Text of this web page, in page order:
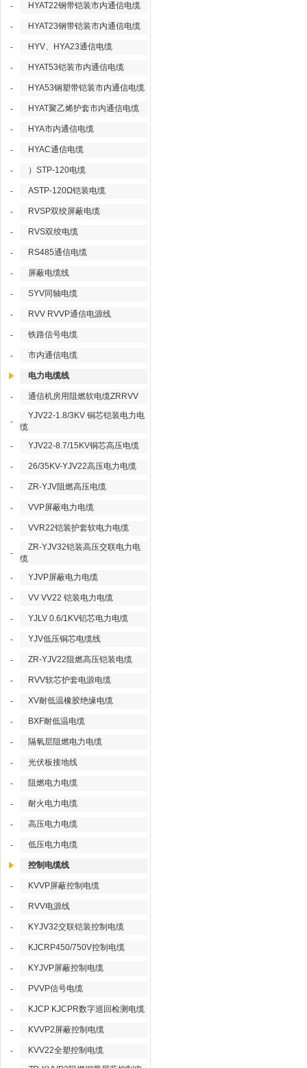
- HYAT22钢带铠装市内通信电缆
- HYAT23钢带铠装市内通信电缆
- HYV、HYA23通信电缆
- HYAT53铠装市内通信电缆
- HYA53钢塑带铠装市内通信电缆
- HYAT聚乙烯护套市内通信电缆
- HYA市内通信电缆
- HYAC通信电缆
- ）STP-120电缆
- ASTP-120Ω铠装电缆
- RVSP双绞屏蔽电缆
- RVS双绞电缆
- RS485通信电缆
- 屏蔽电缆线
- SYV同轴电缆
- RVV RVVP通信电源线
- 铁路信号电缆
- 市内通信电缆
电力电缆线
- 通信机房用阻燃软电缆ZRRVV
-
YJV22-1.8/3KV 铜芯铠装电力电
缆
-
YJV22-8.7/15KV铜芯高压电缆
- 26/35KV-YJV22高压电力电缆
- ZR-YJV阻燃高压电缆
- VVP屏蔽电力电缆
- VVR22铠装护套软电力电缆
-
ZR-YJV32铠装高压交联电力电
缆
-
YJVP屏蔽电力电缆
- VV VV22 铠装电力电缆
- YJLV 0.6/1KV铝芯电力电缆
- YJV低压铜芯电缆线
- ZR-YJV22阻燃高压铠装电缆
- RVV软芯护套电源电缆
- XV耐低温橡胶绝缘电缆
- BXF耐低温电缆
- 隔氧层阻燃电力电缆
- 光伏板接地线
- 阻燃电力电缆
- 耐火电力电缆
- 高压电力电缆
- 低压电力电缆
控制电缆线
- KVVP屏蔽控制电缆
- RVV电源线
- KYJV32交联铠装控制电缆
- KJCRP450/750V控制电缆
- KYJVP屏蔽控制电缆
- PVVP信号电缆
- KJCP KJCPR数字巡回检测电缆
- KVVP2屏蔽控制电缆
-
KVV22全塑控制电缆